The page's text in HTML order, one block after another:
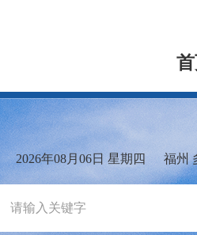
2026年08月06日 星期四 福州